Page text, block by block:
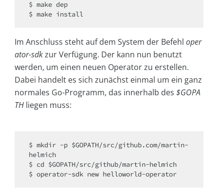
$ make dep
Im Anschluss steht auf dem System der Befehl oper
ator-sdkzur Verfügung. Der kann nun benutzt
werden, um einen neuen Operator zu erstellen.
Dabei handelt es sich zunächst einmal um ein ganz
normales Go-Programm, das innerhalb des $GOPA
TH liegen muss:
$ mkdir -p $GOPATH/src/github.com/martin-
helmich
$ cd $GOPATH/src/github/martin-helmich
$ operator-sdk new